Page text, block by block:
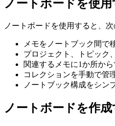
ノートボードを使
ノートボードを使用すると、次
メモをノートブック間で
プロジェクト、トピック
関連するメモに1か所か
コレクションを手動で管
ノートブック構成をシン
ノートボードを作